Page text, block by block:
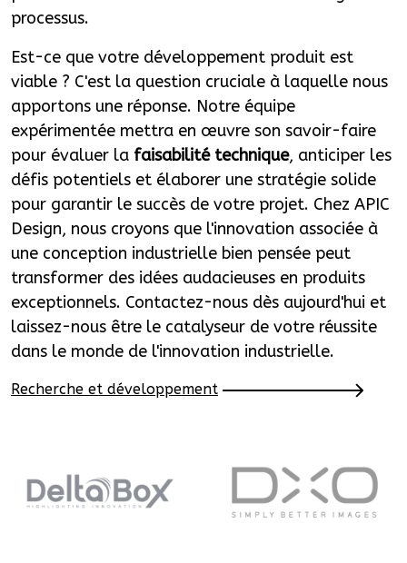
processus.
Est-ce que votre développement produit est
viable ? C'est la question cruciale à laquelle nous
apportons une réponse. Notre équipe
expérimentée mettra en œuvre son savoir-faire
pour évaluer la faisabilité technique, anticiper les
défis potentiels et élaborer une stratégie solide
pour garantir le succès de votre projet. Chez APIC
Design, nous croyons que l'innovation associée à
une conception industrielle bien pensée peut
transformer des idées audacieuses en produits
exceptionnels. Contactez-nous dès aujourd'hui et
laissez-nous être le catalyseur de votre réussite
dans le monde de l'innovation industrielle.
Recherche et développement